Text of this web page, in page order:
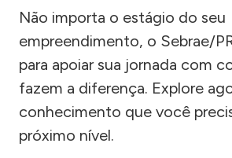
Não importa o estágio do seu
empreendimento, o Sebrae/
para apoiar sua jornada com
fazem a diferença. Explore
conhecimento que você
próximo nível.